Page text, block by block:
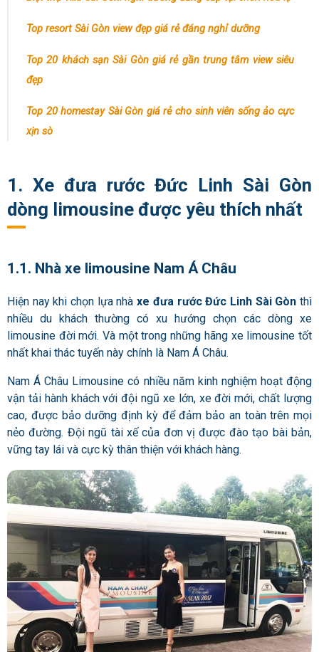
Top resort Sài Gòn view đẹp giá rẻ đáng nghỉ dưỡng
Top 20 khách sạn Sài Gòn giá rẻ gần trung tâm view siêu
đẹp
Top 20 homestay Sài Gòn giá rẻ cho sinh viên sống ảo cực
xịn sò
1. Xe đưa rước Đức Linh Sài Gòn
dòng limousine được yêu thích nhất
1.1. Nhà xe limousine Nam Á Châu
Hiện nay khi chọn lựa nhà xe đưa rước Đức Linh Sài Gòn thì
nhiều du khách thường có xu hướng chọn các dòng xe
limousine đời mới. Và một trong những hãng xe limousine tốt
nhất khai thác tuyến này chính là Nam Á Châu.
Nam Á Châu Limousine có nhiều năm kinh nghiệm hoạt động
vận tải hành khách với đội ngũ xe lớn, xe đời mới, chất lượng
cao, được bảo dưỡng định kỳ để đảm bảo an toàn trên mọi
nẻo đường. Đội ngũ tài xế của đơn vị được đào tạo bài bản,
vững tay lái và cực kỳ thân thiện với khách hàng.